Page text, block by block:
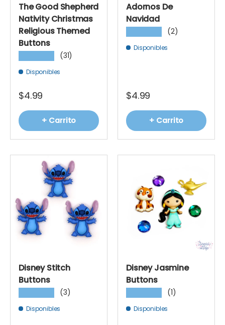
The Good Shepherd
Nativity Christmas
Religious Themed
Buttons
(31)
Disponibles
$4.99
+ Carrito
Adornos De
Navidad
(2)
Disponibles
$4.99
+ Carrito
Disney Stitch
Buttons
(3)
Disponibles
Disney Jasmine
Buttons
(1)
Disponibles